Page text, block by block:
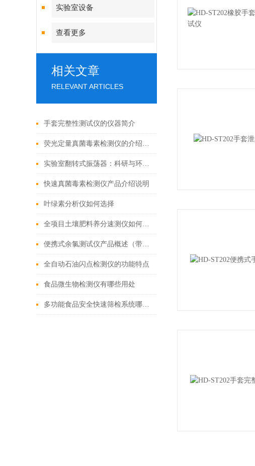
实验室设备
查看更多
相关文章
RELEVANT ARTICLES
手套完整性测试仪的仪器简介
荧光定量真菌毒素检测仪的介绍及特点
实验室翻转式振荡器：科研与环保的关键助力
快速真菌毒素检测仪产品介绍说明
叶绿素分析仪如何选择
全项目土壤肥料养分速测仪如何选择
便携式余氯测试仪产品概述（带你了解余氯测试仪的特点）
全自动石油闪点检测仪的功能特点
食品微生物检测仪有哪些用处
多功能食品安全快速筛检系统哪家好